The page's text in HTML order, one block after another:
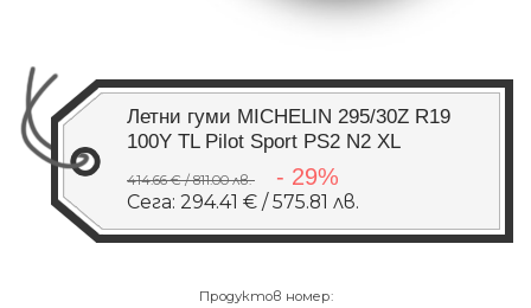
Летни гуми MICHELIN 295/30Z R19
100Y TL Pilot Sport PS2 N2 XL
414.66 € / 811.00 лв. - 29%
Сега: 294.41 € / 575.81 лв.
Продуктов номер: